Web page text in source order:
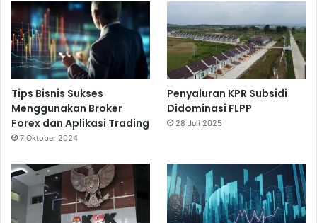
Tips Bisnis Sukses
Menggunakan Broker
Forex dan Aplikasi Trading
7 Oktober 2024
Penyaluran KPR Subsidi
Didominasi FLPP
28 Juli 2025